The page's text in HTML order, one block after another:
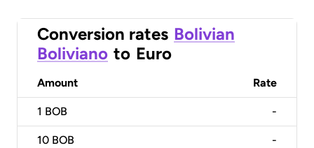
Conversion rates Bolivian
Boliviano to Euro
Amount Rate
1 BOB -
10 BOB -